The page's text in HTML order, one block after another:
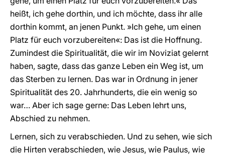
heißt, ich gehe dorthin, und ich möchte, dass ihr alle
dorthin kommt, an jenen Punkt. »Ich gehe, um einen
Platz für euch vorzubereiten«: Das ist die Hoffnung.
Zumindest die Spiritualität, die wir im Noviziat gelernt
haben, sagte, dass das ganze Leben ein Weg ist, um
das Sterben zu lernen. Das war in Ordnung in jener
Spiritualität des 20. Jahrhunderts, die ein wenig so
war… Aber ich sage gerne: Das Leben lehrt uns,
Abschied zu nehmen.
Lernen, sich zu verabschieden. Und zu sehen, wie sich
die Hirten verabschieden, wie Jesus, wie Paulus, wie